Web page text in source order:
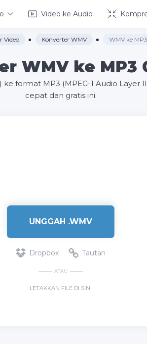
Video ke Audio
Video Konverter WMV WMV ke MP3
WMV ke MP3
format MP3 (MPEG-1 Audio
cepat dan gratis ini.
UNGGAH .WMV
Dropbox Tautan
ATAU
LETAKKAN FILE DI SINI